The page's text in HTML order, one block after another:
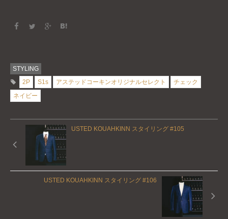
STYLING
2P
S1s アステッドコーキンオリジナルセレクト
チェック
ネイビー
USTED KOUAHKINN スタイリング #105
USTED KOUAHKINN スタイリング #106